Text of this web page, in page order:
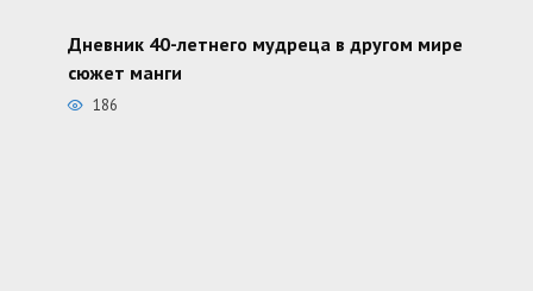
Дневник 40-летнего мудреца в другом мире
сюжет манги
186